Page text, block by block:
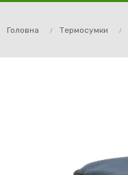
Головна Термосумки